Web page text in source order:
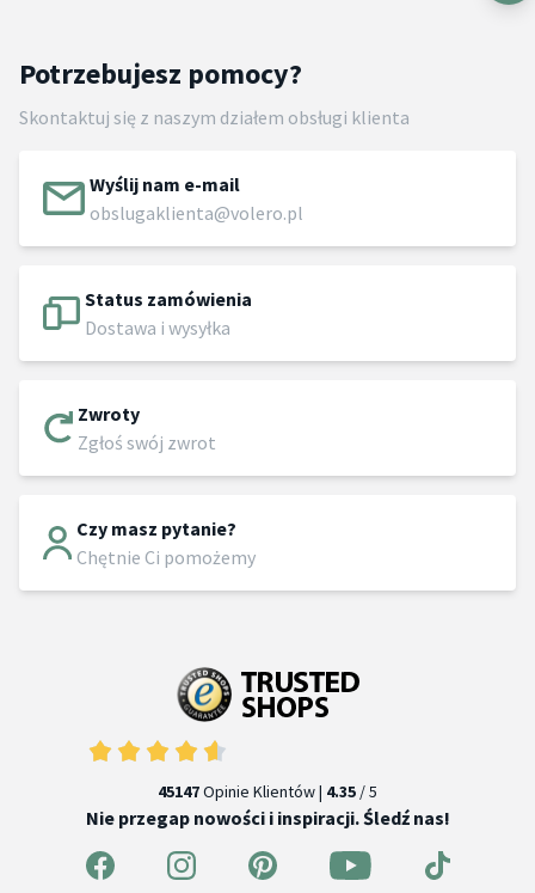
Potrzebujesz pomocy?
Skontaktuj się z naszym działem obsługi klienta
Wyślij nam e-mail
obslugaklienta@volero.pl
Status zamówienia
Dostawa i wysyłka
Zwroty
Zgłoś swój zwrot
Czy masz pytanie?
Chętnie Ci pomożemy
45147Opinie Klientów | 4.35 / 5
Nie przegap nowości i inspiracji. Śledź nas!